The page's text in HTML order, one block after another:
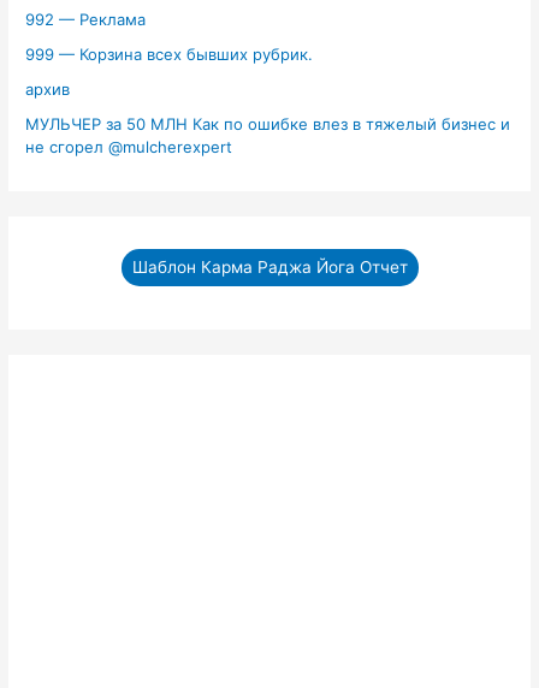
992 — Реклама
999 — Корзина всех бывших рубрик.
архив
МУЛЬЧЕР за 50 МЛН Как по ошибке влез в тяжелый бизнес и
не сгорел ‪@mulcherexpert‬​
Шаблон Карма Раджа Йога Отчет